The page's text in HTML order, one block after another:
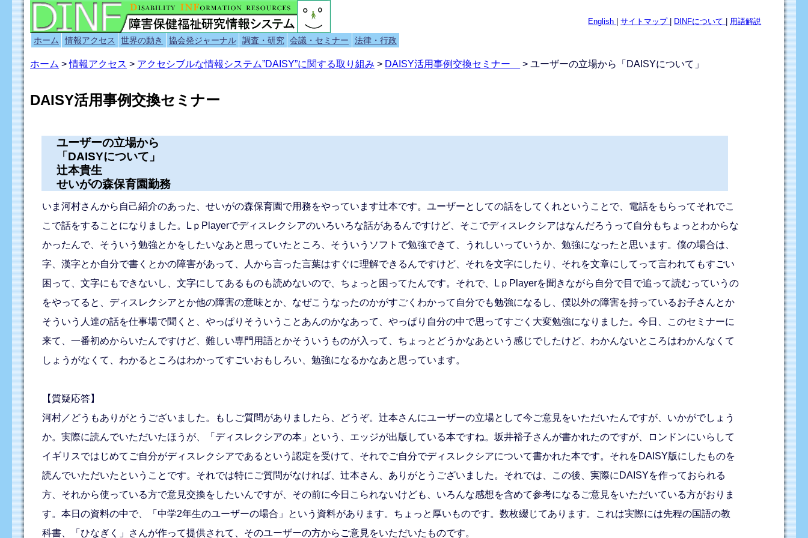
English |サイトマップ DINFについて 用語解説
ホーム 情報アクセス 世界の動き 協会発ジャーナル 調査・研究 会議・セミナー 法律・行政
ホーム >情報アクセス > アクセシブルな情報システム”DAISY”に関する取り組み > DAISY活用事例交換セミナー > ユーザーの立場から「DAISYについて」
DAISY活用事例交換セミナー
ユーザーの立場から
「DAISYについて」
辻本貴生
せいがの森保育園勤務
いま河村さんから自己紹介のあった、せいがの森保育園で用務をやっています辻本です。ユーザーとしての話をしてくれということで、電話をもらってそれでこ
こで話をすることになりました。LｐPlayerでディスレクシアのいろいろな話があるんですけど、そこでディスレクシアはなんだろうって自分もちょっとわからな
かったんで、そういう勉強とかをしたいなあと思っていたところ、そういうソフトで勉強できて、うれしいっていうか、勉強になったと思います。僕の場合は、
字、漢字とか自分で書くとかの障害があって、人から言った言葉はすぐに理解できるんですけど、それを文字にしたり、それを文章にしてって言われてもすごい
困って、文字にもできないし、文字にしてあるものも読めないので、ちょっと困ってたんです。それで、LｐPlayerを聞きながら自分で目で追って読むっていうの
をやってると、ディスレクシアとか他の障害の意味とか、なぜこうなったのかがすごくわかって自分でも勉強になるし、僕以外の障害を持っているお子さんとか
そういう人達の話を仕事場で聞くと、やっぱりそういうことあんのかなあって、やっぱり自分の中で思ってすごく大変勉強になりました。今日、このセミナーに
来て、一番初めからいたんですけど、難しい専門用語とかそういうものが入って、ちょっとどうかなあという感じでしたけど、わかんないところはわかんなくて
しょうがなくて、わかるところはわかってすごいおもしろい、勉強になるかなあと思っています。
【質疑応答】
河村／どうもありがとうございました。もしご質問がありましたら、どうぞ。辻本さんにユーザーの立場として今ご意見をいただいたんですが、いかがでしょう
か。実際に読んでいただいたほうが、「ディスレクシアの本」という、エッジが出版している本ですね。坂井裕子さんが書かれたのですが、ロンドンにいらして
イギリスではじめてご自分がディスレクシアであるという認定を受けて、それでご自分でディスレクシアについて書かれた本です。それをDAISY版にしたものを
読んでいただいたということです。それでは特にご質問がなければ、辻本さん、ありがとうございました。それでは、この後、実際にDAISYを作っておられる
方、それから使っている方で意見交換をしたいんですが、その前に今日こられないけども、いろんな感想を含めて参考になるご意見をいただいている方がおりま
す。本日の資料の中で、「中学2年生のユーザーの場合」という資料があります。ちょっと厚いものです。数枚綴じてあります。これは実際には先程の国語の教
科書、「ひなぎく」さんが作って提供されて、そのユーザーの方からご意見をいただいたものです。